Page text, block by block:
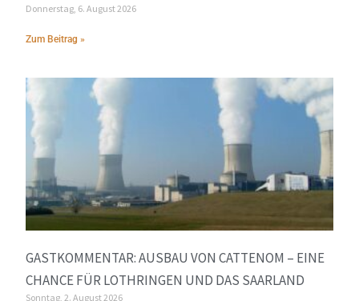
Donnerstag, 6. August 2026
Zum Beitrag »
GASTKOMMENTAR: AUSBAU VON CATTENOM – EINE
CHANCE FÜR LOTHRINGEN UND DAS SAARLAND
Sonntag, 2. August 2026